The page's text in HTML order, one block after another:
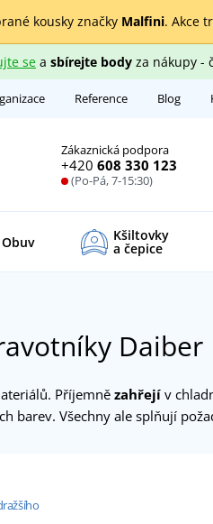
kousky značky Malfini. Akce
sea sbírejte bodyza nákupy -
Reference Blog
Zákaznická podpora
+420 608 330 123
(Po-Pá, 7-15:30)
Obuv Kšiltovky
a čepice
Daiber
Příjemně zahřejí v
barev. Všechny ale splňují